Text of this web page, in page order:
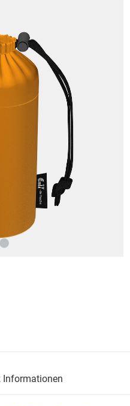
Informationen